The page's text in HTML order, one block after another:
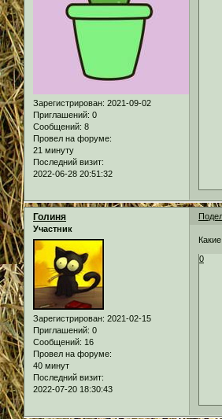
Зарегистрирован: 2021-09-02
Приглашений: 0
Сообщений: 8
Провел на форуме:
21 минуту
Последний визит:
2022-06-28 20:51:32
Голиня
Участник
Зарегистрирован: 2021-02-15
Приглашений: 0
Сообщений: 16
Провел на форуме:
40 минут
Последний визит:
2022-07-20 18:30:43
0